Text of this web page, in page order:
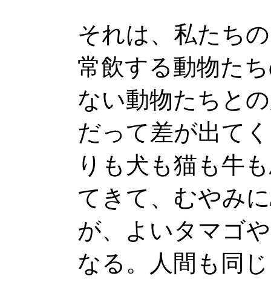
それは、私たち
常飲する動物た
ない動物たちと
だって差が出て
りも犬も猫も牛
てきて、むやみ
が、よいタマゴ
なる。人間も同